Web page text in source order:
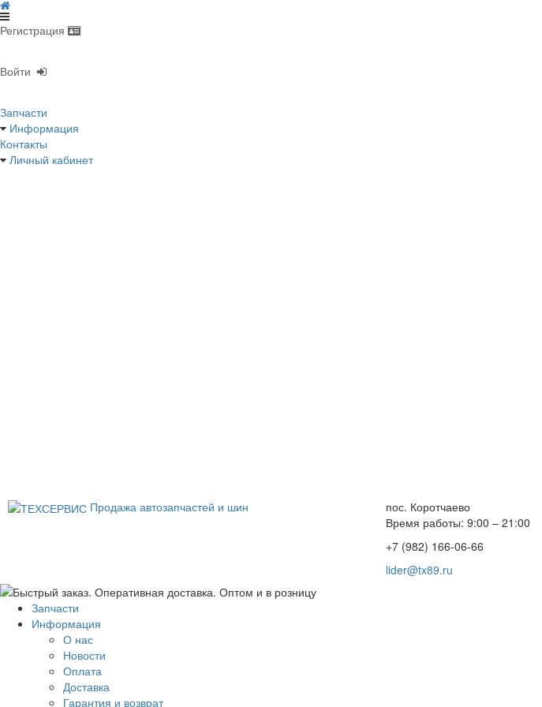
Регистрация
Войти
Запчасти
Информация
Контакты
Личный кабинет
Продажа автозапчастей и шин
пос. Коротчаево
Время работы: 9:00 – 21:00
+7 (982) 166-06-66
lider@tx89.ru
Запчасти
Информация
О нас
Новости
Оплата
Доставка
Гарантия и возврат